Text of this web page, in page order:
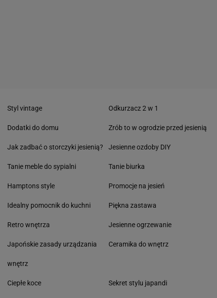
Styl vintage
Dodatki do domu
Jak zadbać o storczyki jesienią?
Tanie meble do sypialni
Hamptons style
Idealny pomocnik do kuchni
Retro wnętrza
Japońskie zasady urządzania
wnętrz
Odkurzacz 2 w 1
Zrób to w ogrodzie przed jesienią
Jesienne ozdoby DIY
Tanie biurka
Promocje na jesień
Piękna zastawa
Jesienne ogrzewanie
Ceramika do wnętrz
Ciepłe koce Sekret stylu japandi